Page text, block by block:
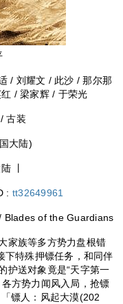
/ 刘耀文 / 此沙 / 那尔那
/ 梁家辉 / 于荣光
古装
大陆)
丨
: tt32649961
Blades of the Guardians
家族等多方势力盘根错
下特殊押镖任务，和同伴
护送对象竟是“天字第一
方势力闻风入局，抢镖
镖人：风起大漠(202